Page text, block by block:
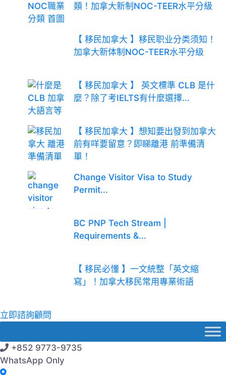
類！加拿大新制NOC-TEER水平分級
【 移民加拿大 】移民职业分类须知！
加拿大新体制NOC-TEER水平分级
【 移民加拿大 】 英文標準 CLB 是什
麼？除了考IELTS有什麼選擇...
【 移民加拿大 】想知要出發到加拿大
前有咩要留意？即睇離港 前準備清
單！
Change Visitor Visa to Study
Permit...
BC PNP Tech Stream |
Requirements &...
【 移民必懂 】一文統整「英文縮
寫」！加拿大移民常用專業術語
立即諮詢顧問
+852 9773-9735
WhatsApp Only